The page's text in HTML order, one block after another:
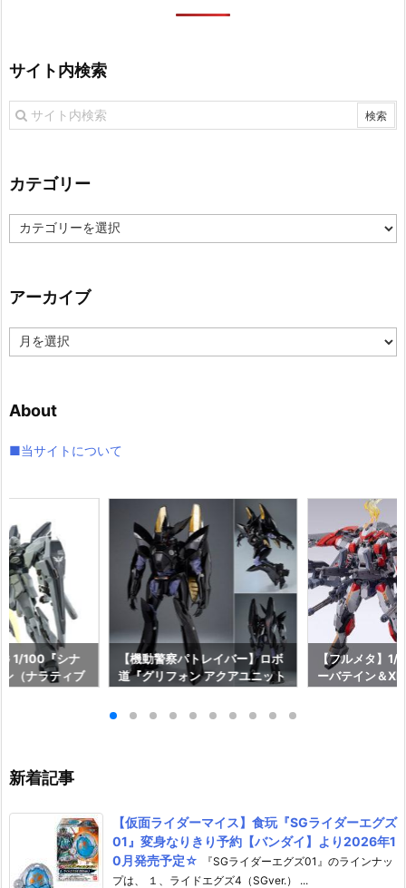
サイト内検索
カテゴリー
カ
テ
ー
アーカイブ
ー
ブ
About
■当サイトについて
1/100『シナ
（ナラティブ
【機動警察パトレイバー】ロボ
道『グリフォン アクアユニット
【スリー・ゼロ】より2027年3
【フルメタ】
ーバテイン＆
新着記事
【仮面ライダーマイス】食玩『SGライダーエグズ
01』変身なりきり予約【バンダイ】より2026年1
0月発売予定☆
『SGライダーエグズ01』のラインナッ
プは、 １、ライドエグズ4（SGver.） ...